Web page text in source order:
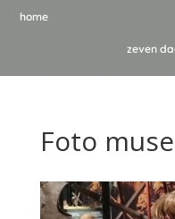
home
zeven
Foto